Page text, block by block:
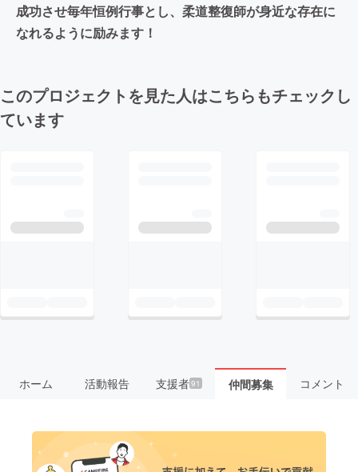
成功させ毎年恒例行事とし、柔道整復師が身近な存在に
なれるように励みます！
このプロジェクトを見た人はこちらもチェックし
ています
ホーム 活動報告 支援者91 仲間募集 コメント